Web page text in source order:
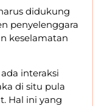
didukung
penyelenggara
keselamatan
interaksi
di situ pula
Hal ini yang